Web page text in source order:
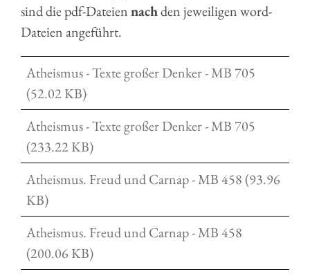
sind die pdf-Dateiennachden jeweiligen word-
Dateien angeführt.
Atheismus - Texte großer Denker - MB 705
(52.02 KB)
Atheismus - Texte großer Denker - MB 705
(233.22 KB)
Atheismus. Freud und Carnap - MB 458 (93.96
KB)
Atheismus. Freud und Carnap - MB 458
(200.06 KB)